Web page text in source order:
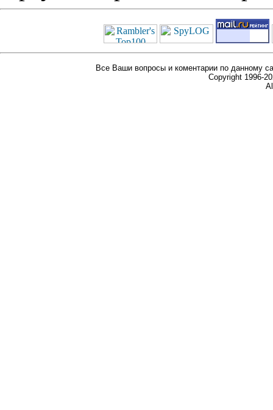
Все Ваши вопросы и коментарии по данному
Copyright 1996-